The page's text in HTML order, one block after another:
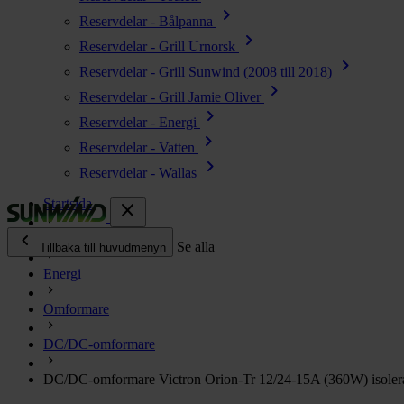
Reservdelar - Bålpanna chevron_right
Reservdelar - Grill Urnorsk chevron_right
Reservdelar - Grill Sunwind (2008 till 2018) chevron_right
Reservdelar - Grill Jamie Oliver chevron_right
Reservdelar - Energi chevron_right
Reservdelar - Vatten chevron_right
Reservdelar - Wallas
chevron_right
close
chevron_left
Tillbaka till huvudmenyn Se alla
Energi
Kök & Gasol
Värme chevron_right
Vatten chevron_right
Startsida
Energi
Omformare
DC/DC-omformare
DC/DC-omformare Victron Orion-Tr 12/24-15A (360W)